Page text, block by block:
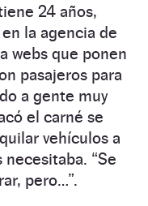
24 años,
la agencia de
webs que ponen
pasajeros para
a gente muy
el carné se
vehículos a
“Se
pero…”.